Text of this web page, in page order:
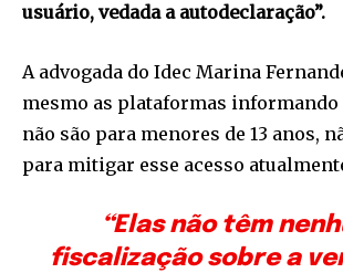
usuário, vedada a autodeclaração”.
A advogada do Idec Marina
mesmo as plataformas informando
não são para menores de 13 anos,
para mitigar esse acesso
“Elas não têm
fiscalização sobre a